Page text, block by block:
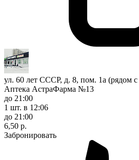
ул. 60 лет СССР, д. 8, пом. 1а (рядом
Аптека АстраФарма №13
до 21:00
1 шт. в 12:06
до 21:00
6,50 р.
Забронировать